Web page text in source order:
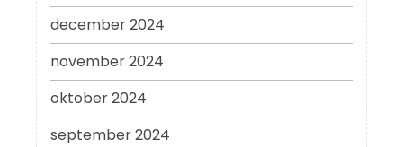
december 2024
november 2024
oktober 2024
september 2024